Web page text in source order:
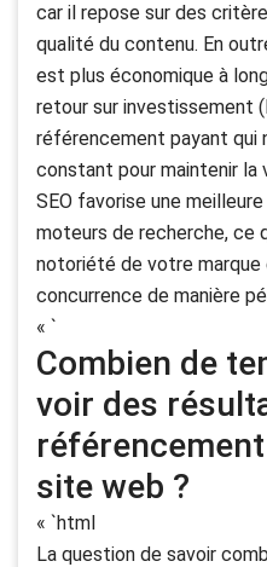
car il repose sur des
qualité du contenu. En
est plus économique à
retour sur investissement
référencement payant qui
constant pour maintenir la
SEO favorise une
moteurs de recherche, ce
notoriété de votre marque
concurrence de manière
« `
Combien de
voir des
site web ?
« `html
La question de savoir